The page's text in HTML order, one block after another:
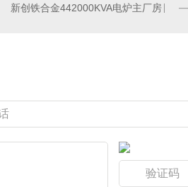
新创铁合金442000KVA电炉主厂房